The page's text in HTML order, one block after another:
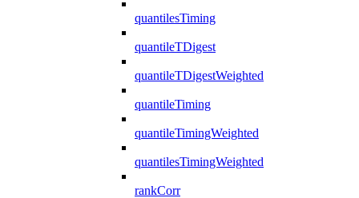
quantilesTiming
quantileTDigest
quantileTDigestWeighted
quantileTiming
quantileTimingWeighted
quantilesTimingWeighted
rankCorr